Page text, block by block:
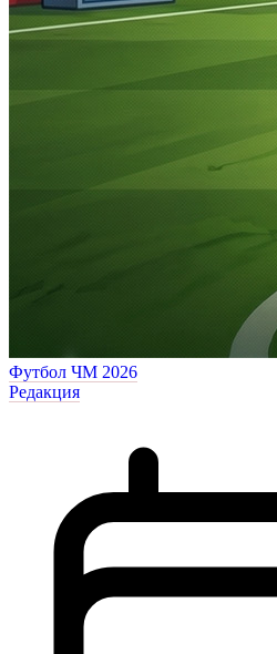
Футбол ЧМ 2026
Редакция